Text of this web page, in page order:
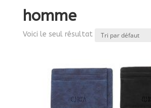
homme
Voici le seul résultat